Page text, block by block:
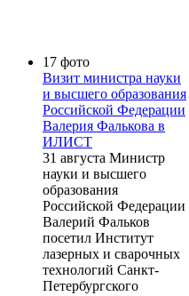
17 фото
Визит министра науки
и высшего образования
Российской Федерации
Валерия Фалькова в
ИЛИСТ
31 августа Министр
науки и высшего
образования
Российской Федерации
Валерий Фальков
посетил Институт
лазерных и сварочных
технологий Санкт-
Петербургского